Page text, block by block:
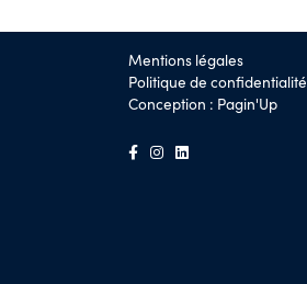
Mentions légales
Politique de confidentialité
Conception : Pagin'Up